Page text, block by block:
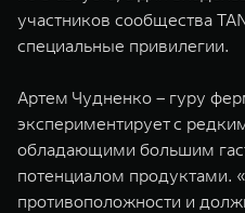
участников сообщества
специальные привилегии.
Артем Чудненко – гуру
экспериментирует с
обладающими большим
потенциалом продуктами.
противоположности и